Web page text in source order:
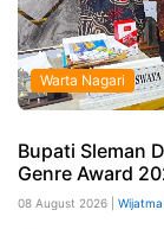
Warta Nagari
Bupati Sleman
Genre Award
08 August 2026 |